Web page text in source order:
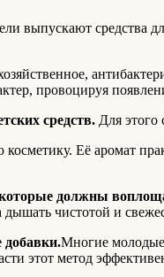
выпускают средства
провоцируя
средств. Для этого
Её аромат
должны
чистотой и
добавки.Многие молодые
этот метод